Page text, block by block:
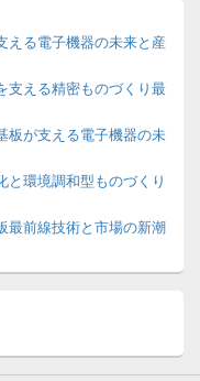
える電子機器の未来と産
支える精密ものづくり最
板が支える電子機器の未
と環境調和型ものづくり
最前線技術と市場の新潮